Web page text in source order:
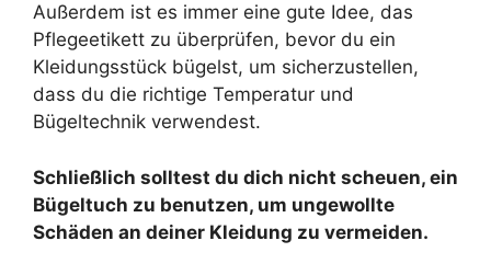
Außerdem ist es immer eine gute Idee, das
Pflegeetikett zu überprüfen, bevor du ein
Kleidungsstück bügelst, um sicherzustellen,
dass du die richtige Temperatur und
Bügeltechnik verwendest.
Schließlich solltest du dich nicht scheuen, ein
Bügeltuch zu benutzen, um ungewollte
Schäden an deiner Kleidung zu vermeiden.